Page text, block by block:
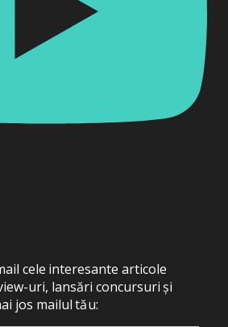
cele interesante articole
uri, lansări concursuri și
jos mailul tău: